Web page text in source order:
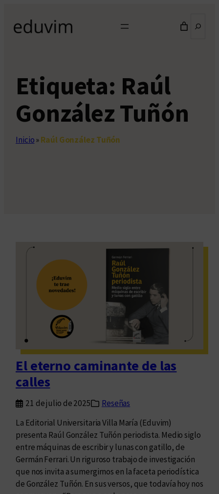
contenido
Etiqueta: Raúl
González Tuñón
Inicio»Raúl González Tuñón
El eterno caminante de las
calles
21 de julio de 2025
Reseñas
La Editorial Universitaria Villa María (Eduvim)
presenta Raúl González Tuñón periodista. Medio siglo
entre máquinas de escribir y lunas con gatillo, de
Germán Ferrari. Un riguroso trabajo de investigación
que nos invita a sumergirnos en la faceta periodística
de González Tuñón. En sus versos, que todavía hoy nos